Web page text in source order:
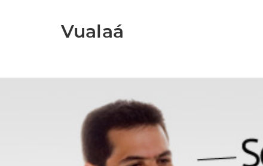
Vualaá